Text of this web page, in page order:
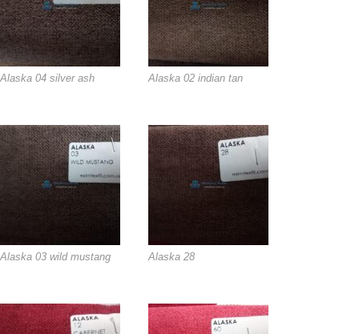
Alaska 04 silver ash Alaska 02 indian tan
Alaska 03 wild mustang Alaska 28